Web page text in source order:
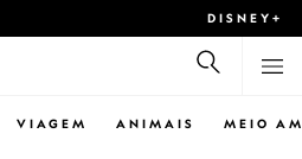
DISNEY+
VIAGEM ANIMAIS MEIO